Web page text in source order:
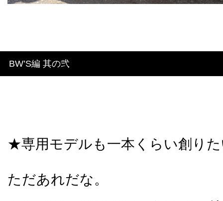
BW’S編 其の弐
★専用モデルも一本くらい創り
ただあれだな。